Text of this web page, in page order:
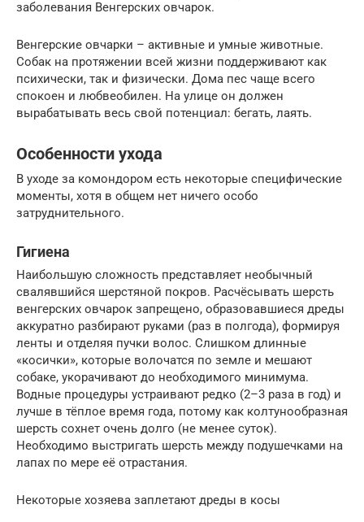
заболевания Венгерских овчарок.
Венгерские овчарки – активные и умные животные.
Собак на протяжении всей жизни поддерживают как
психически, так и физически. Дома пес чаще всего
спокоен и любвеобилен. На улице он должен
вырабатывать весь свой потенциал: бегать, лаять.
Особенности ухода
В уходе за комондором есть некоторые специфические
моменты, хотя в общем нет ничего особо
затруднительного.
Гигиена
Наибольшую сложность представляет необычный
свалявшийся шерстяной покров. Расчёсывать шерсть
венгерских овчарок запрещено, образовавшиеся дреды
аккуратно разбирают руками (раз в полгода), формируя
ленты и отделяя пучки волос. Слишком длинные
«косички», которые волочатся по земле и мешают
собаке, укорачивают до необходимого минимума.
Водные процедуры устраивают редко (2–3 раза в год) и
лучше в тёплое время года, потому как колтунообразная
шерсть сохнет очень долго (не менее суток).
Необходимо выстригать шерсть между подушечками на
лапах по мере её отрастания.
Некоторые хозяева заплетают дреды в косы